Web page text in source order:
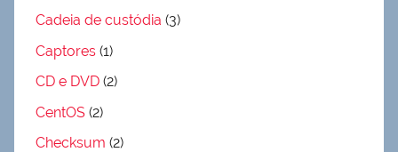
Cadeia de custódia (3)
Captores (1)
CD e DVD (2)
CentOS (2)
Checksum (2)